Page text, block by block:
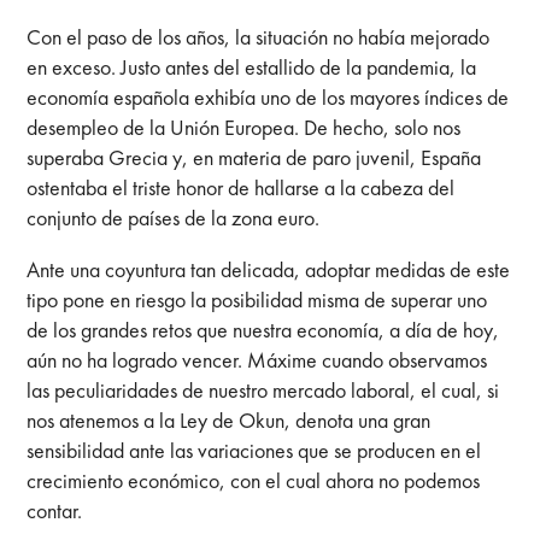
Con el paso de los años, la situación no había mejorado
en exceso. Justo antes del estallido de la pandemia, la
economía española exhibía uno de los mayores índices de
desempleo de la Unión Europea. De hecho, solo nos
superaba Grecia y, en materia de paro juvenil, España
ostentaba el triste honor de hallarse a la cabeza del
conjunto de países de la zona euro.
Ante una coyuntura tan delicada, adoptar medidas de este
tipo pone en riesgo la posibilidad misma de superar uno
de los grandes retos que nuestra economía, a día de hoy,
aún no ha logrado vencer. Máxime cuando observamos
las peculiaridades de nuestro mercado laboral, el cual, si
nos atenemos a la Ley de Okun, denota una gran
sensibilidad ante las variaciones que se producen en el
crecimiento económico, con el cual ahora no podemos
contar.